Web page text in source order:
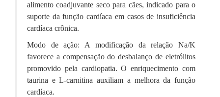
alimento coadjuvante seco para cães, indicado para o
suporte da função cardíaca em casos de insuficiência
cardíaca crônica.
Modo de ação: A modificação da relação Na/K
favorece a compensação do desbalanço de eletrólitos
promovido pela cardiopatia. O enriquecimento com
taurina e L-carnitina auxiliam a melhora da função
cardíaca.